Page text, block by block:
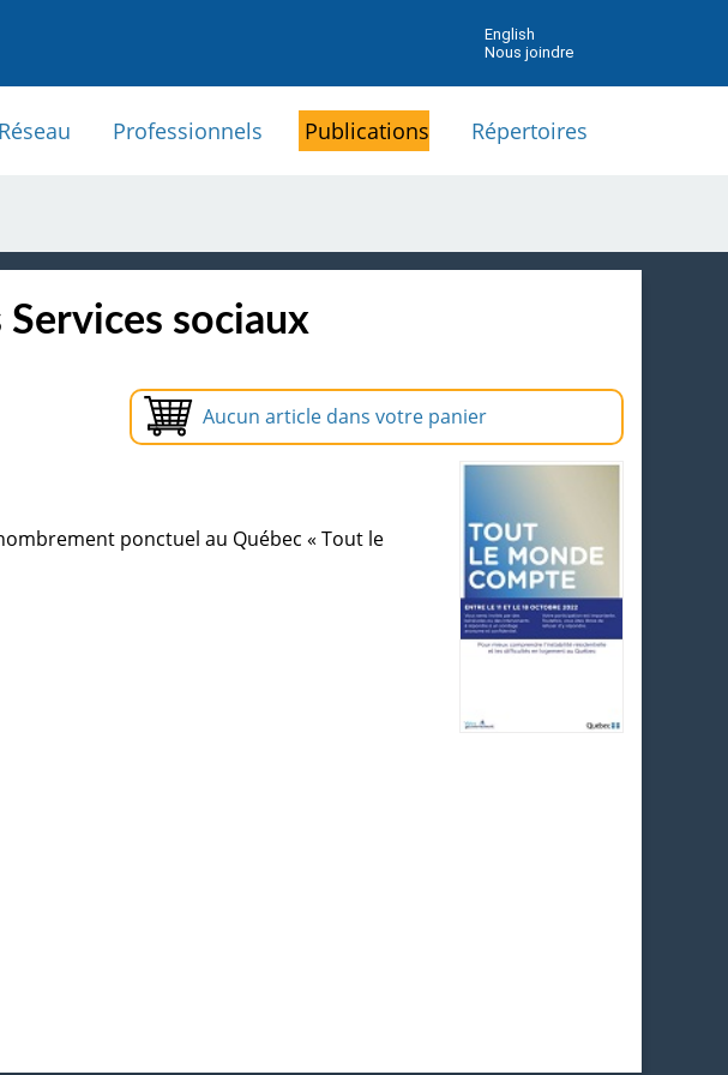
English
Nous joindre
Réseau Professionnels Publications Répertoires
sociaux
Aucun article dans votre panier
ponctuel au Québec « Tout le